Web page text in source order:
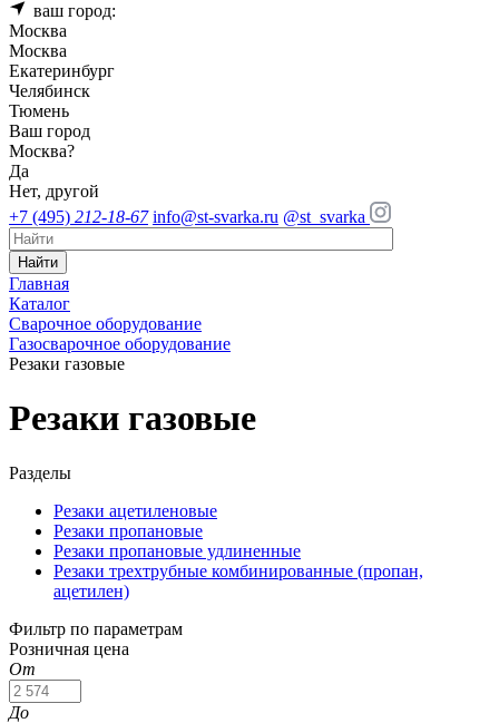
ваш город:
Москва
Москва
Екатеринбург
Челябинск
Тюмень
Ваш город
Москва?
Да
Нет, другой
+7 (495) 212-18-67 info@st-svarka.ru @st_svarka
Найти
Главная
Каталог
Сварочное оборудование
Газосварочное оборудование
Резаки газовые
Резаки газовые
Разделы
Резаки ацетиленовые
Резаки пропановые
Резаки пропановые удлиненные
Резаки трехтрубные комбинированные (пропан,
ацетилен)
Фильтр по параметрам
Розничная цена
От
До